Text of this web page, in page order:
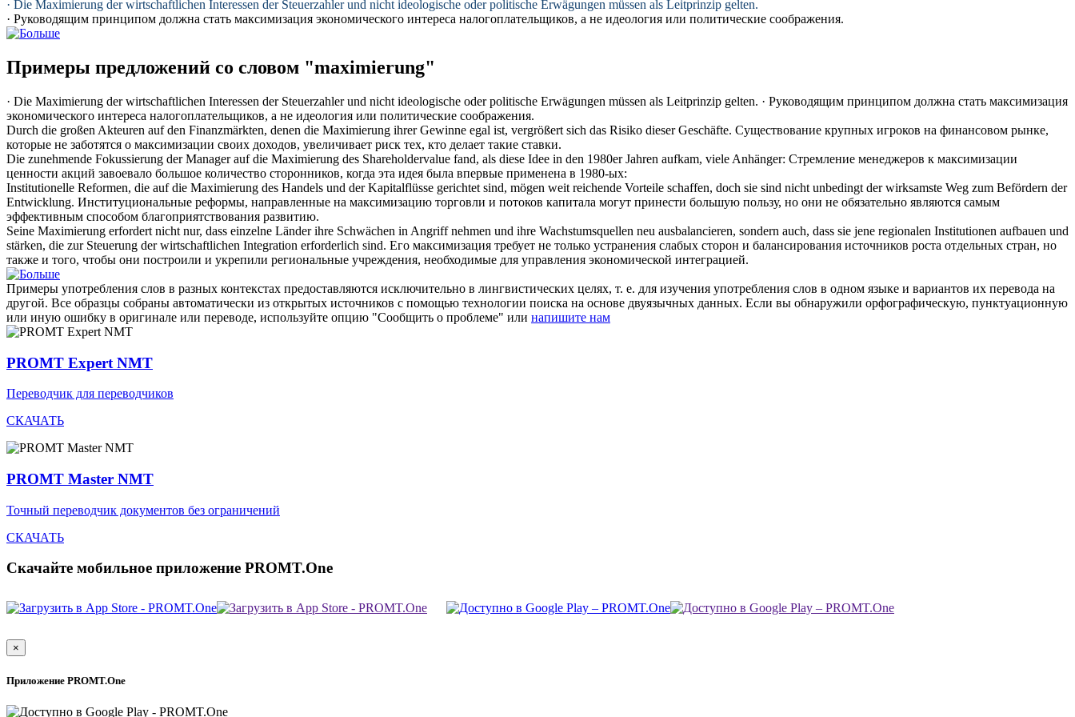
· Die Maximierung der wirtschaftlichen Interessen der Steuerzahler und nicht ideologische oder politische Erwägungen müssen als Leitprinzip gelten.
· Руководящим принципом должна стать максимизация экономического интереса налогоплательщиков, а не идеология или политические соображения.
Примеры предложений со словом "maximierung"
· Die Maximierung der wirtschaftlichen Interessen der Steuerzahler und nicht ideologische oder politische Erwägungen müssen als Leitprinzip gelten. · Руководящим принципом должна стать максимизация
экономического интереса налогоплательщиков, а не идеология или политические соображения.
Durch die großen Akteuren auf den Finanzmärkten, denen die Maximierung ihrer Gewinne egal ist, vergrößert sich das Risiko dieser Geschäfte. Существование крупных игроков на финансовом рынке,
которые не заботятся о максимизации своих доходов, увеличивает риск тех, кто делает такие ставки.
Die zunehmende Fokussierung der Manager auf die Maximierung des Shareholdervalue fand, als diese Idee in den 1980er Jahren aufkam, viele Anhänger: Стремление менеджеров к максимизации
ценности акций завоевало большое количество сторонников, когда эта идея была впервые применена в 1980-ых:
Institutionelle Reformen, die auf die Maximierung des Handels und der Kapitalflüsse gerichtet sind, mögen weit reichende Vorteile schaffen, doch sie sind nicht unbedingt der wirksamste Weg zum Befördern der
Entwicklung. Институциональные реформы, направленные на максимизацию торговли и потоков капитала могут принести большую пользу, но они не обязательно являются самым
эффективным способом благоприятствования развитию.
Seine Maximierung erfordert nicht nur, dass einzelne Länder ihre Schwächen in Angriff nehmen und ihre Wachstumsquellen neu ausbalancieren, sondern auch, dass sie jene regionalen Institutionen aufbauen und
stärken, die zur Steuerung der wirtschaftlichen Integration erforderlich sind. Его максимизация требует не только устранения слабых сторон и балансирования источников роста отдельных стран, но
также и того, чтобы они построили и укрепили региональные учреждения, необходимые для управления экономической интеграцией.
Примеры употребления слов в разных контекстах предоставляются исключительно в лингвистических целях, т. е. для изучения употребления слов в одном языке и вариантов их перевода на
другой. Все образцы собраны автоматически из открытых источников с помощью технологии поиска на основе двуязычных данных. Если вы обнаружили орфографическую, пунктуационную
или иную ошибку в оригинале или переводе, используйте опцию "Сообщить о проблеме" или напишите нам
PROMT Expert NMT
Переводчик для переводчиков
СКАЧАТЬ
PROMT Master NMT
Точный переводчик документов без ограничений
СКАЧАТЬ
Скачайте мобильное приложение PROMT.One
×
Приложение PROMT.One